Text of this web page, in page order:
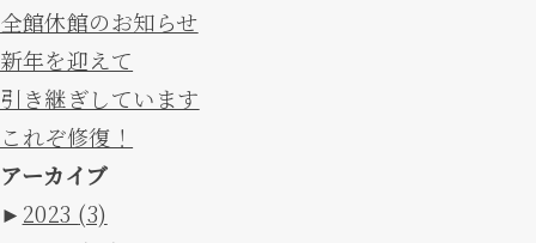
全館休館のお知らせ
新年を迎えて
引き継ぎしています
これぞ修復！
アーカイブ
► 2023 (3)